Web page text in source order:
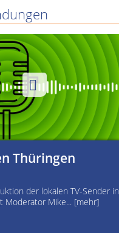
Thüringen
der lokalen TV-Sender in
Moderator Mike... [mehr]